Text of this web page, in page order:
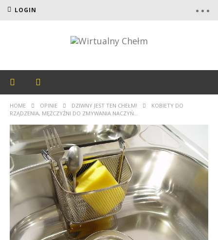
LOGIN
HOME OPINIE DZIWNY JEST TEN CHEŁM!
KOBIETY DO
RZĄDZENIA, MĘŻCZYŹNI DO ZMYWANIA NACZYŃ…